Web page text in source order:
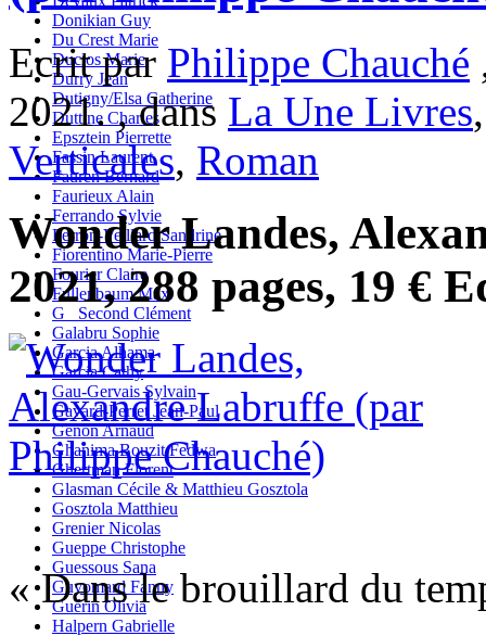
Donikian Guy
Du Crest Marie
Duclos Marie
Durry Jean
Dutigny/Elsa Catherine
Duttine Charles
Epsztein Pierrette
Fassin Laurent
Fauren Bernard
Faurieux Alain
Ferrando Sylvie
Ferron-Veillard Sandrine
Fiorentino Marie-Pierre
Fourier Claire
Fullenbaum Max
G_ Second Clément
Galabru Sophie
Garcia Alhama
Garcia Cathy
Gau-Gervais Sylvain
Gavard-Perret Jean-Paul
Genon Arnaud
Ghanima Bouzit Fedwa
Ghertman Florent
Glasman Cécile & Matthieu Gosztola
Gosztola Matthieu
Grenier Nicolas
Gueppe Christophe
Guessous Sana
Guyomard Fanny
Guérin Olivia
Halpern Gabrielle
Ecrit par Philippe Chauché
2021. , dans La Une Livres
Verticales, Roman
Wonder Landes,
2021, 288 pages, 19 €
« Dans le brouillard du